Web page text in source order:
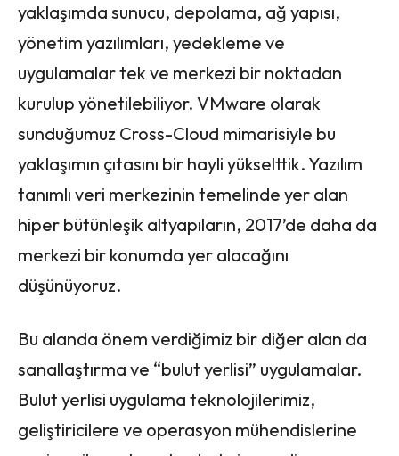
yaklaşımda sunucu, depolama, ağ yapısı,
yönetim yazılımları, yedekleme ve
uygulamalar tek ve merkezi bir noktadan
kurulup yönetilebiliyor. VMware olarak
sunduğumuz Cross-Cloud mimarisiyle bu
yaklaşımın çıtasını bir hayli yükselttik. Yazılım
tanımlı veri merkezinin temelinde yer alan
hiper bütünleşik altyapıların, 2017’de daha da
merkezi bir konumda yer alacağını
düşünüyoruz.
Bu alanda önem verdiğimiz bir diğer alan da
sanallaştırma ve “bulut yerlisi” uygulamalar.
Bulut yerlisi uygulama teknolojilerimiz,
geliştiricilere ve operasyon mühendislerine